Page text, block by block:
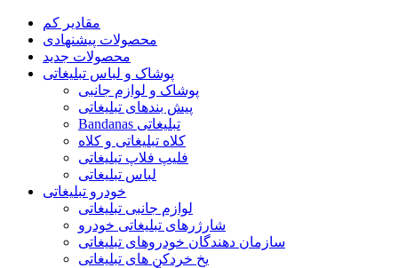
مقادیر کم
محصولات پیشنهادی
محصولات جدید
پوشاک و لباس تبلیغاتی
پوشاک و لوازم جانبی
پیش بندهای تبلیغاتی
Bandanas تبلیغاتی
کلاه تبلیغاتی و کلاه
فلیپ فلاپ تبلیغاتی
لباس تبلیغاتی
خودرو تبلیغاتی
لوازم جانبی تبلیغاتی
شارژرهای تبلیغاتی خودرو
سازمان دهندگان خودروهای تبلیغاتی
یخ خردکن های تبلیغاتی